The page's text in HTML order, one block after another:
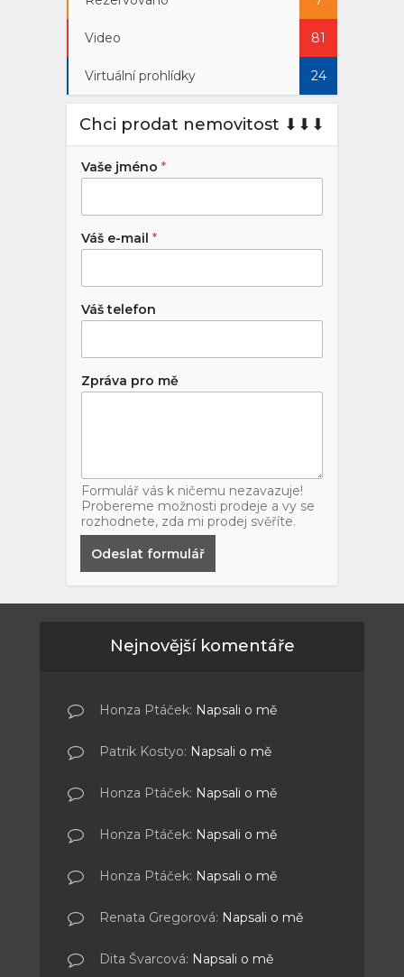
Video 81
Virtuální prohlídky 24
Chci prodat nemovitost ⬇︎⬇︎⬇︎
Vaše jméno *
Váš e-mail *
Váš telefon
Zpráva pro mě
Formulář vás k ničemu nezavazuje!
Probereme možnosti prodeje a vy se
rozhodnete, zda mi prodej svěříte.
Odeslat formulář
Nejnovější komentáře
Honza Ptáček: Napsali o mě
Patrik Kostyo: Napsali o mě
Honza Ptáček: Napsali o mě
Honza Ptáček: Napsali o mě
Honza Ptáček: Napsali o mě
Renata Gregorová: Napsali o mě
Dita Švarcová: Napsali o mě